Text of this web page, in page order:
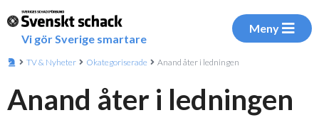
Vi gör Sverige smartare
Meny
TV & Nyheter Okategoriserade Anand åter i ledningen
Anand åter i ledningen